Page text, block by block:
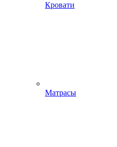
Кровати
Матрасы